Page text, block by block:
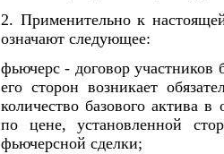
2. Применительно к
означают следующее:
фьючерс - договор участников
его сторон возникает
количество базового актива
по цене, установленной
фьючерсной сделки;